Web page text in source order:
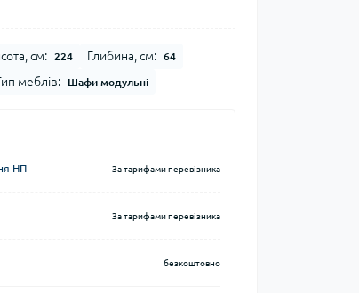
см: 224 Глибина, см: 64
меблів: Шафи модульні
НП За тарифами перевізника
За тарифами перевізника
безкоштовно